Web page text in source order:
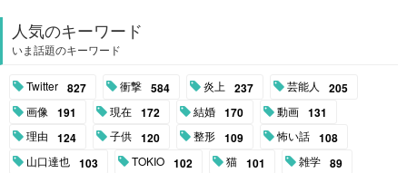
人気のキーワード
いま話題のキーワード
Twitter 827 衝撃 584 炎上 237 芸能人 205
画像 191 現在 172 結婚 170 動画 131
理由 124 子供 120 整形 109 怖い話 108
山口達也 103 TOKIO 102 猫 101 雑学 89